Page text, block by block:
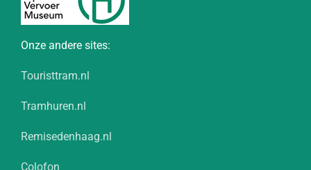
Onze andere sites:
Touristtram.nl
Tramhuren.nl
Remisedenhaag.nl
Colofon